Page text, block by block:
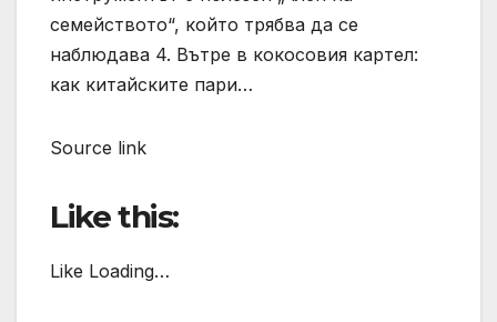
семейството“, който трябва да се
наблюдава 4. Вътре в кокосовия картел:
как китайските пари…
Source link
Like this:
Like Loading…